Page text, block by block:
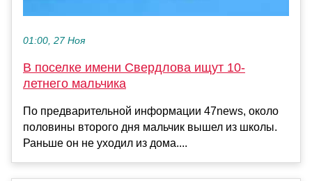
01:00, 27 Ноя
В поселке имени Свердлова ищут 10-
летнего мальчика
По предварительной информации 47news, около
половины второго дня мальчик вышел из школы.
Раньше он не уходил из дома....